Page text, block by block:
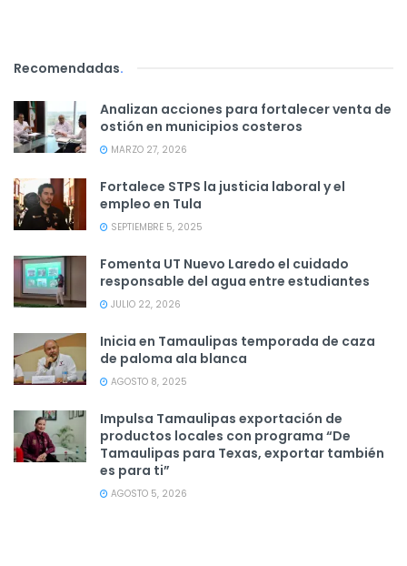
Recomendadas.
Analizan acciones para fortalecer venta de
ostión en municipios costeros
MARZO 27, 2026
Fortalece STPS la justicia laboral y el
empleo en Tula
SEPTIEMBRE 5, 2025
Fomenta UT Nuevo Laredo el cuidado
responsable del agua entre estudiantes
JULIO 22, 2026
Inicia en Tamaulipas temporada de caza
de paloma ala blanca
AGOSTO 8, 2025
Impulsa Tamaulipas exportación de
productos locales con programa “De
Tamaulipas para Texas, exportar también
es para ti”
AGOSTO 5, 2026